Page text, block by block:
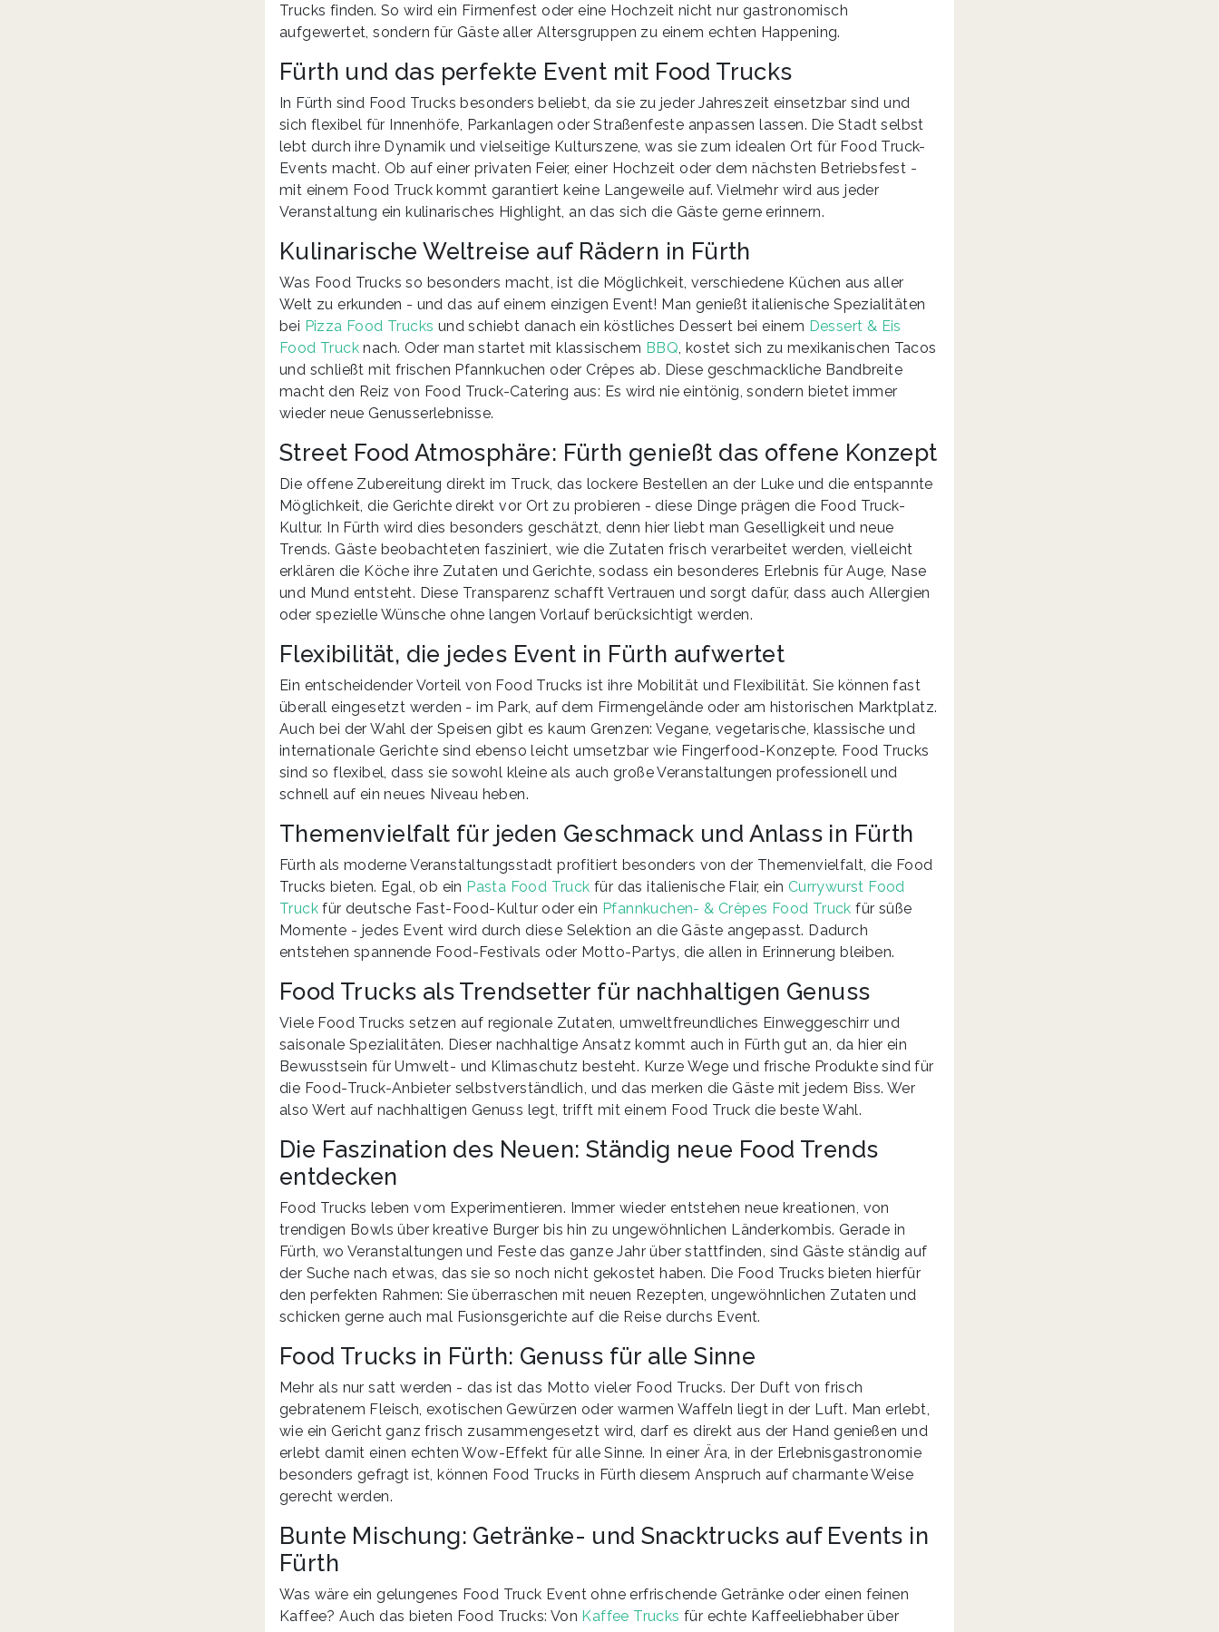
Trucks finden. So wird ein Firmenfest oder eine Hochzeit nicht nur gastronomisch
aufgewertet, sondern für Gäste aller Altersgruppen zu einem echten Happening.
Fürth und das perfekte Event mit Food Trucks
In Fürth sind Food Trucks besonders beliebt, da sie zu jeder Jahreszeit einsetzbar sind und
sich flexibel für Innenhöfe, Parkanlagen oder Straßenfeste anpassen lassen. Die Stadt selbst
lebt durch ihre Dynamik und vielseitige Kulturszene, was sie zum idealen Ort für Food Truck-
Events macht. Ob auf einer privaten Feier, einer Hochzeit oder dem nächsten Betriebsfest -
mit einem Food Truck kommt garantiert keine Langeweile auf. Vielmehr wird aus jeder
Veranstaltung ein kulinarisches Highlight, an das sich die Gäste gerne erinnern.
Kulinarische Weltreise auf Rädern in Fürth
Was Food Trucks so besonders macht, ist die Möglichkeit, verschiedene Küchen aus aller
Welt zu erkunden - und das auf einem einzigen Event! Man genießt italienische Spezialitäten
bei Pizza Food Trucks und schiebt danach ein köstliches Dessert bei einem Dessert & Eis
Food Truck nach. Oder man startet mit klassischem BBQ, kostet sich zu mexikanischen Tacos
und schließt mit frischen Pfannkuchen oder Crêpes ab. Diese geschmackliche Bandbreite
macht den Reiz von Food Truck-Catering aus: Es wird nie eintönig, sondern bietet immer
wieder neue Genusserlebnisse.
Street Food Atmosphäre: Fürth genießt das offene Konzept
Die offene Zubereitung direkt im Truck, das lockere Bestellen an der Luke und die entspannte
Möglichkeit, die Gerichte direkt vor Ort zu probieren - diese Dinge prägen die Food Truck-
Kultur. In Fürth wird dies besonders geschätzt, denn hier liebt man Geselligkeit und neue
Trends. Gäste beobachteten fasziniert, wie die Zutaten frisch verarbeitet werden, vielleicht
erklären die Köche ihre Zutaten und Gerichte, sodass ein besonderes Erlebnis für Auge, Nase
und Mund entsteht. Diese Transparenz schafft Vertrauen und sorgt dafür, dass auch Allergien
oder spezielle Wünsche ohne langen Vorlauf berücksichtigt werden.
Flexibilität, die jedes Event in Fürth aufwertet
Ein entscheidender Vorteil von Food Trucks ist ihre Mobilität und Flexibilität. Sie können fast
überall eingesetzt werden - im Park, auf dem Firmengelände oder am historischen Marktplatz.
Auch bei der Wahl der Speisen gibt es kaum Grenzen: Vegane, vegetarische, klassische und
internationale Gerichte sind ebenso leicht umsetzbar wie Fingerfood-Konzepte. Food Trucks
sind so flexibel, dass sie sowohl kleine als auch große Veranstaltungen professionell und
schnell auf ein neues Niveau heben.
Themenvielfalt für jeden Geschmack und Anlass in Fürth
Fürth als moderne Veranstaltungsstadt profitiert besonders von der Themenvielfalt, die Food
Trucks bieten. Egal, ob ein Pasta Food Truck für das italienische Flair, ein Currywurst Food
Truck für deutsche Fast-Food-Kultur oder ein Pfannkuchen- & Crêpes Food Truck für süße
Momente - jedes Event wird durch diese Selektion an die Gäste angepasst. Dadurch
entstehen spannende Food-Festivals oder Motto-Partys, die allen in Erinnerung bleiben.
Food Trucks als Trendsetter für nachhaltigen Genuss
Viele Food Trucks setzen auf regionale Zutaten, umweltfreundliches Einweggeschirr und
saisonale Spezialitäten. Dieser nachhaltige Ansatz kommt auch in Fürth gut an, da hier ein
Bewusstsein für Umwelt- und Klimaschutz besteht. Kurze Wege und frische Produkte sind für
die Food-Truck-Anbieter selbstverständlich, und das merken die Gäste mit jedem Biss. Wer
also Wert auf nachhaltigen Genuss legt, trifft mit einem Food Truck die beste Wahl.
Die Faszination des Neuen: Ständig neue Food Trends
entdecken
Food Trucks leben vom Experimentieren. Immer wieder entstehen neue kreationen, von
trendigen Bowls über kreative Burger bis hin zu ungewöhnlichen Länderkombis. Gerade in
Fürth, wo Veranstaltungen und Feste das ganze Jahr über stattfinden, sind Gäste ständig auf
der Suche nach etwas, das sie so noch nicht gekostet haben. Die Food Trucks bieten hierfür
den perfekten Rahmen: Sie überraschen mit neuen Rezepten, ungewöhnlichen Zutaten und
schicken gerne auch mal Fusionsgerichte auf die Reise durchs Event.
Food Trucks in Fürth: Genuss für alle Sinne
Mehr als nur satt werden - das ist das Motto vieler Food Trucks. Der Duft von frisch
gebratenem Fleisch, exotischen Gewürzen oder warmen Waffeln liegt in der Luft. Man erlebt,
wie ein Gericht ganz frisch zusammengesetzt wird, darf es direkt aus der Hand genießen und
erlebt damit einen echten Wow-Effekt für alle Sinne. In einer Ära, in der Erlebnisgastronomie
besonders gefragt ist, können Food Trucks in Fürth diesem Anspruch auf charmante Weise
gerecht werden.
Bunte Mischung: Getränke- und Snacktrucks auf Events in
Fürth
Was wäre ein gelungenes Food Truck Event ohne erfrischende Getränke oder einen feinen
Kaffee? Auch das bieten Food Trucks: Von Kaffee Trucks für echte Kaffeeliebhaber über